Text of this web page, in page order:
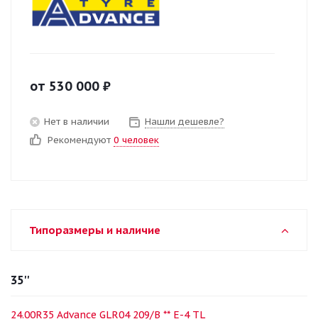
от 530 000 ₽
Нет в наличии
Нашли дешевле?
Рекомендуют 0 человек
Типоразмеры и наличие
35''
24.00R35 Advance GLR04 209/B ** E-4 TL